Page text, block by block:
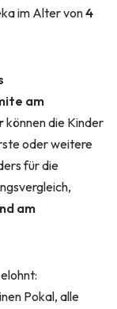
im Alter von4
am
können die Kinder
oder weitere
für die
am
Pokal, alle